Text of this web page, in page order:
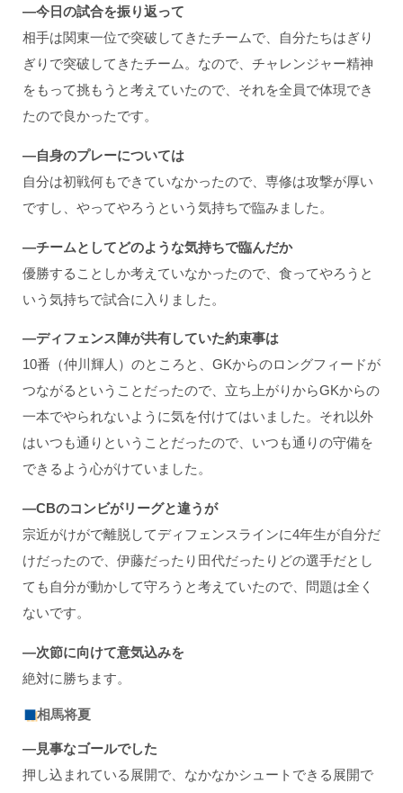
―今日の試合を振り返って
相手は関東一位で突破してきたチームで、自分たちはぎり
ぎりで突破してきたチーム。なので、チャレンジャー精神
をもって挑もうと考えていたので、それを全員で体現でき
たので良かったです。
―自身のプレーについては
自分は初戦何もできていなかったので、専修は攻撃が厚い
ですし、やってやろうという気持ちで臨みました。
―チームとしてどのような気持ちで臨んだか
優勝することしか考えていなかったので、食ってやろうと
いう気持ちで試合に入りました。
―ディフェンス陣が共有していた約束事は
10番（仲川輝人）のところと、GKからのロングフィードが
つながるということだったので、立ち上がりからGKからの
一本でやられないように気を付けてはいました。それ以外
はいつも通りということだったので、いつも通りの守備を
できるよう心がけていました。
―CBのコンビがリーグと違うが
宗近がけがで離脱してディフェンスラインに4年生が自分だ
けだったので、伊藤だったり田代だったりどの選手だとし
ても自分が動かして守ろうと考えていたので、問題は全く
ないです。
―次節に向けて意気込みを
絶対に勝ちます。
相馬将夏
―見事なゴールでした
押し込まれている展開で、なかなかシュートできる展開で